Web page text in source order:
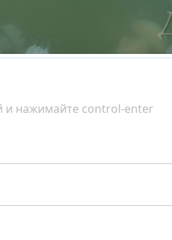
и нажимайте control-enter